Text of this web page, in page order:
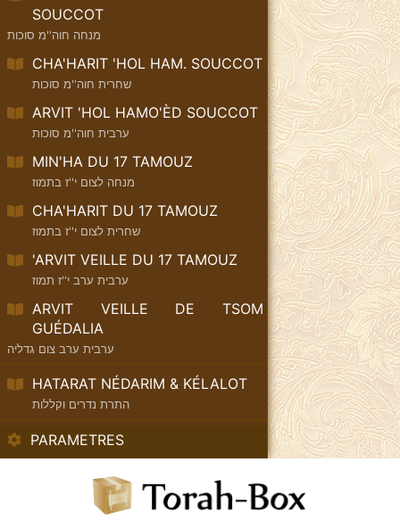
SOUCCOT
מנחה חוה''מ סוכות
CHA'HARIT 'HOL HAM. SOUCCOT
שחרית חוה''מ סוכות
ARVIT 'HOL HAMO'ÈD SOUCCOT
ערבית חוה''מ סוכות
MIN'HA DU 17 TAMOUZ
מנחה לצום י''ז בתמוז
CHA'HARIT DU 17 TAMOUZ
שחרית לצום י''ז בתמוז
'ARVIT VEILLE DU 17 TAMOUZ
ערבית ערב י''ז תמוז
ARVIT VEILLE DE TSOM
GUÉDALIA
ערבית ערב צום גדליה
HATARAT NÉDARIM & KÉLALOT
התרת נדרים וקללות
PARAMETRES